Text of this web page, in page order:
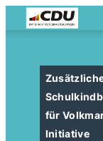
für
Initiative